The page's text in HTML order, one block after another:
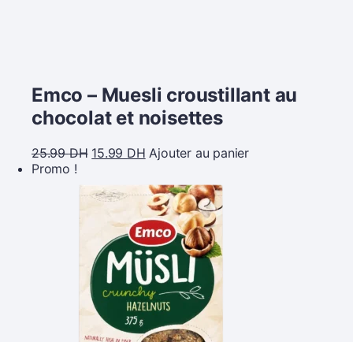
Emco – Muesli croustillant au
chocolat et noisettes
25.99DH 15.99 DH Ajouter au panier
Promo !